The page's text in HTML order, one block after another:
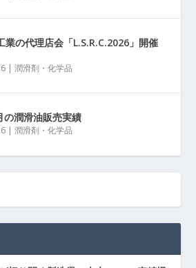
業の代理店会「L.S.R.C.2026」開催
|潤滑剤・化学品
の潤滑油販売実績
|潤滑剤・化学品